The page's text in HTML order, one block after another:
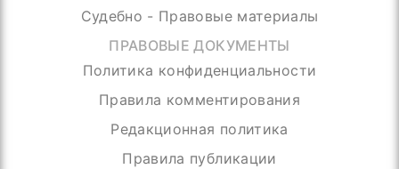
Судебно - Правовые материалы
ПРАВОВЫЕ ДОКУМЕНТЫ
Политика конфиденциальности
Правила комментирования
Редакционная политика
Правила публикации